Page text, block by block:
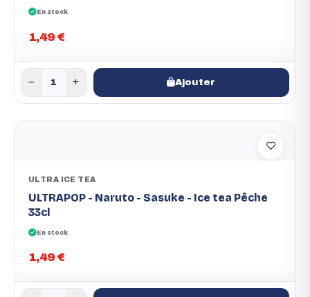
En stock
1,49 €
Ajouter
ULTRA ICE TEA
ULTRAPOP - Naruto - Sasuke - Ice tea Pêche
33cl
En stock
1,49 €